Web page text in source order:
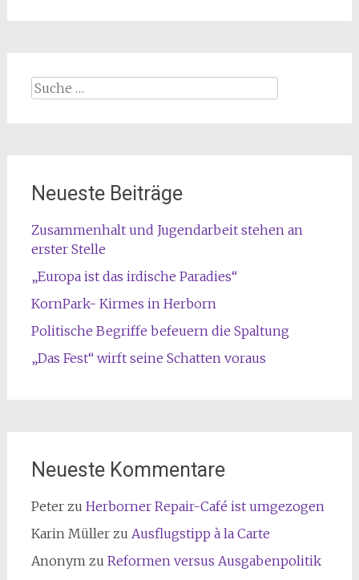
Suche
nach:
Neueste Beiträge
Zusammenhalt und Jugendarbeit stehen an
erster Stelle
„Europa ist das irdische Paradies“
KornPark- Kirmes in Herborn
Politische Begriffe befeuern die Spaltung
„Das Fest“ wirft seine Schatten voraus
Neueste Kommentare
Peterzu Herborner Repair-Café ist umgezogen
Karin Müllerzu Ausflugstipp à la Carte
Anonym zu Reformen versus Ausgabenpolitik